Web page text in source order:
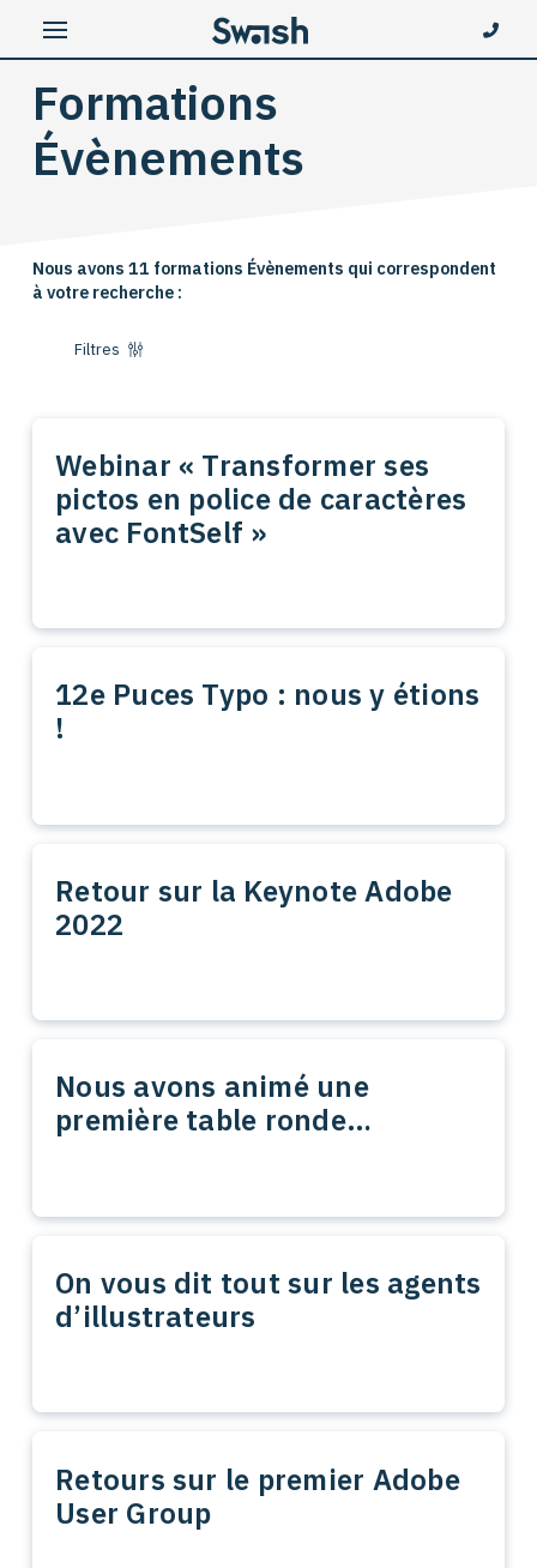
Formations
Évènements
Nous avons 11 formations Évènements qui correspondent
à votre recherche :
Filtres
Webinar « Transformer ses
pictos en police de caractères
avec FontSelf »
12e Puces Typo : nous y étions
!
Retour sur la Keynote Adobe
2022
Nous avons animé une
première table ronde…
On vous dit tout sur les agents
d’illustrateurs
Retours sur le premier Adobe
User Group